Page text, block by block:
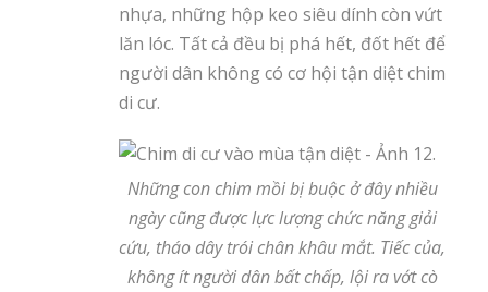
nhựa, những hộp keo siêu dính còn vứt
lăn lóc. Tất cả đều bị phá hết, đốt hết để
người dân không có cơ hội tận diệt chim
di cư.
Những con chim mồi bị buộc ở đây nhiều
ngày cũng được lực lượng chức năng giải
cứu, tháo dây trói chân khâu mắt. Tiếc của,
không ít người dân bất chấp, lội ra vớt cò